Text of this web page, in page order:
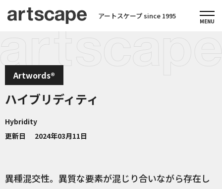
アートスケープ since 1995
Artwords®
ハイブリディティ
Hybridity
更新日
2024年03月11日
異種混交性。異質な要素が混じり合いながら存在し